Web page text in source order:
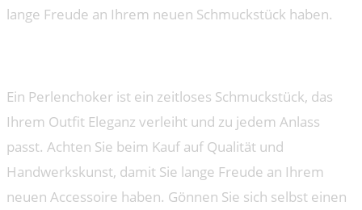
lange Freude an Ihrem neuen Schmuckstück haben.
Ein Perlenchoker ist ein zeitloses Schmuckstück, das
Ihrem Outfit Eleganz verleiht und zu jedem Anlass
passt. Achten Sie beim Kauf auf Qualität und
Handwerkskunst, damit Sie lange Freude an Ihrem
neuen Accessoire haben. Gönnen Sie sich selbst einen